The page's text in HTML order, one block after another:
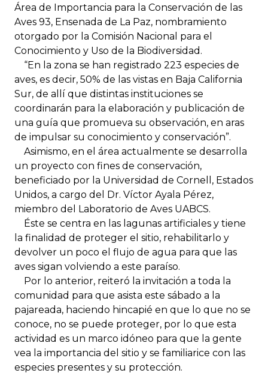
Área de Importancia para la Conservación de las
Aves 93, Ensenada de La Paz, nombramiento
otorgado por la Comisión Nacional para el
Conocimiento y Uso de la Biodiversidad.
“En la zona se han registrado 223 especies de
aves, es decir, 50% de las vistas en Baja California
Sur, de allí que distintas instituciones se
coordinarán para la elaboración y publicación de
una guía que promueva su observación, en aras
de impulsar su conocimiento y conservación”.
Asimismo, en el área actualmente se desarrolla
un proyecto con fines de conservación,
beneficiado por la Universidad de Cornell, Estados
Unidos, a cargo del Dr. Víctor Ayala Pérez,
miembro del Laboratorio de Aves UABCS.
Éste se centra en las lagunas artificiales y tiene
la finalidad de proteger el sitio, rehabilitarlo y
devolver un poco el flujo de agua para que las
aves sigan volviendo a este paraíso.
Por lo anterior, reiteró la invitación a toda la
comunidad para que asista este sábado a la
pajareada, haciendo hincapié en que lo que no se
conoce, no se puede proteger, por lo que esta
actividad es un marco idóneo para que la gente
vea la importancia del sitio y se familiarice con las
especies presentes y su protección.